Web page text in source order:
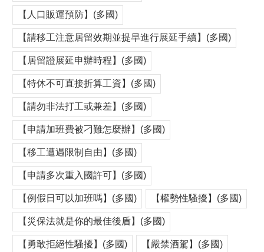
【人口販運預防】(多國)
【請移工注意居留效期並提早進行展延手續】(多國)
【居留證展延申辦時程】(多國)
【特休不可直接折算工資】(多國)
【請勿非法打工或兼差】(多國)
【申請加班費被刁難怎麼辦】(多國)
【移工遭遇限制自由】(多國)
【申請多次重入國許可】(多國)
【例假日可以加班嗎】(多國) 【權勢性騷擾】(多國)
【災保法就是你的最佳後盾】(多國)
【勇敢拒絕性騷擾】(多國) 【嚴禁酒駕】(多國)